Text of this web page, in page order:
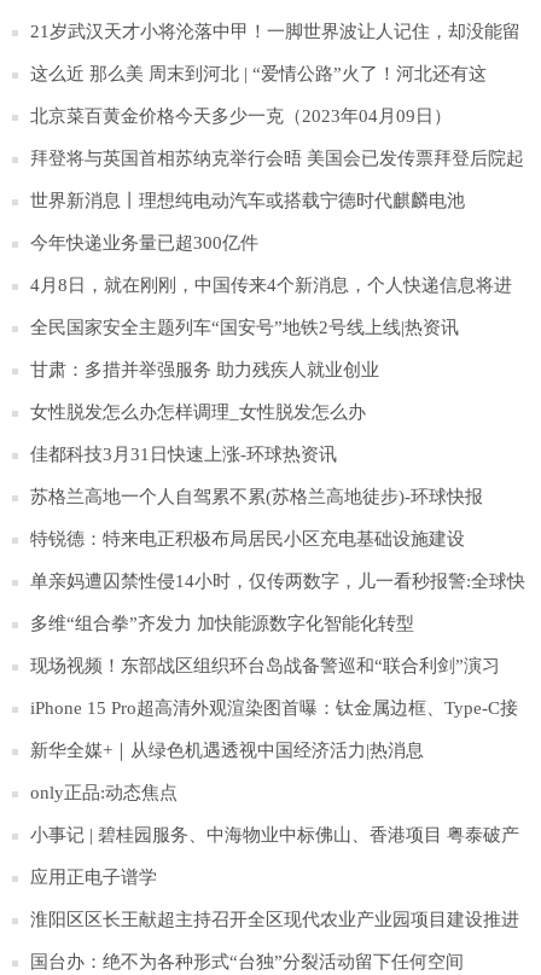
21岁武汉天才小将沦落中甲！一脚世界波让人记住，却没能留
在中超！
这么近 那么美 周末到河北 | “爱情公路”火了！河北还有这
些“爱情打卡地”超浪漫！|环球快消息
北京菜百黄金价格今天多少一克（2023年04月09日）
拜登将与英国首相苏纳克举行会晤 美国会已发传票拜登后院起
火
世界新消息丨理想纯电动汽车或搭载宁德时代麒麟电池
今年快递业务量已超300亿件
4月8日，就在刚刚，中国传来4个新消息，个人快递信息将进
行加密_当前报道
全民国家安全主题列车“国安号”地铁2号线上线|热资讯
甘肃：多措并举强服务 助力残疾人就业创业
女性脱发怎么办怎样调理_女性脱发怎么办
佳都科技3月31日快速上涨-环球热资讯
苏格兰高地一个人自驾累不累(苏格兰高地徒步)-环球快报
特锐德：特来电正积极布局居民小区充电基础设施建设
单亲妈遭囚禁性侵14小时，仅传两数字，儿一看秒报警:全球快
报
多维“组合拳”齐发力 加快能源数字化智能化转型
现场视频！东部战区组织环台岛战备警巡和“联合利剑”演习
iPhone 15 Pro超高清外观渲染图首曝：钛金属边框、Type-C接
口
新华全媒+｜从绿色机遇透视中国经济活力|热消息
only正品:动态焦点
小事记 | 碧桂园服务、中海物业中标佛山、香港项目 粤泰破产
清算案通过
应用正电子谱学
淮阳区区长王献超主持召开全区现代农业产业园项目建设推进
会
国台办：绝不为各种形式“台独”分裂活动留下任何空间